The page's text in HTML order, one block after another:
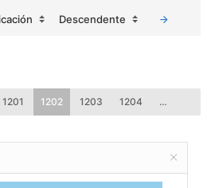
Descendente
1201 1202 1203 1204 …